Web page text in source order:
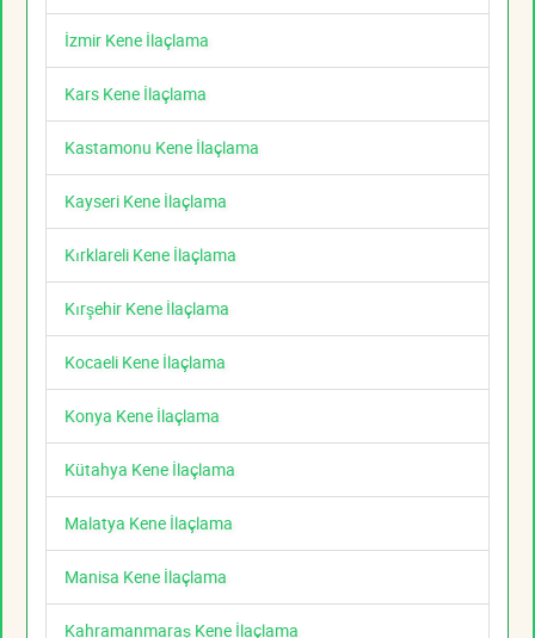
İzmir Kene İlaçlama
Kars Kene İlaçlama
Kastamonu Kene İlaçlama
Kayseri Kene İlaçlama
Kırklareli Kene İlaçlama
Kırşehir Kene İlaçlama
Kocaeli Kene İlaçlama
Konya Kene İlaçlama
Kütahya Kene İlaçlama
Malatya Kene İlaçlama
Manisa Kene İlaçlama
Kahramanmaraş Kene İlaçlama